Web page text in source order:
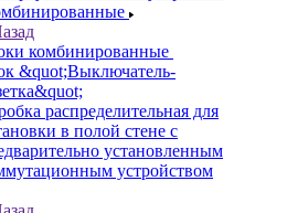
комбинированные
&quot;Выключатель-
распределительная для
в полой стене с
установленным
устройством